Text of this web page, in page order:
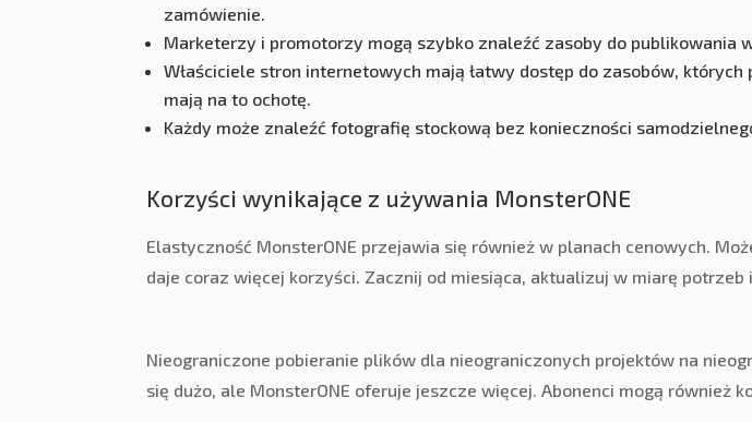
zamówienie.
Marketerzy i promotorzy mogą szybko znaleźć zasoby do publikowania
Właściciele stron internetowych mają łatwy dostęp do zasobów,
mają na to ochotę.
Każdy może znaleźć fotografię stockową bez konieczności
Korzyści wynikające z używania MonsterONE
Elastyczność MonsterONE przejawia się również w planach cenowych.
daje coraz więcej korzyści. Zacznij od miesiąca, aktualizuj w miarę
Nieograniczone pobieranie plików dla nieograniczonych projektów na
się dużo, ale MonsterONE oferuje jeszcze więcej. Abonenci mogą również